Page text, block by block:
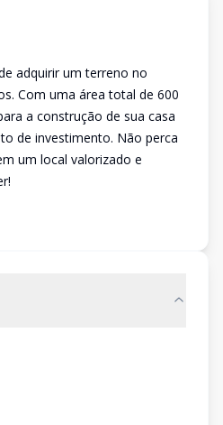
adquirir um terreno no
Com uma área total de 600
a construção de sua casa
de investimento. Não perca
um local valorizado e